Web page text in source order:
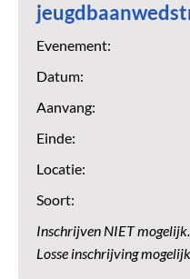
Evenement:
Datum:
Aanvang:
Einde:
Locatie:
Soort:
Inschrijven NIET mogelijk.
Losse inschrijving